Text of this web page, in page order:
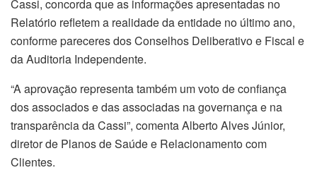
Cassi, concorda que as informações apresentadas no
Relatório refletem a realidade da entidade no último ano,
conforme pareceres dos Conselhos Deliberativo e Fiscal e
da Auditoria Independente.
“A aprovação representa também um voto de confiança
dos associados e das associadas na governança e na
transparência da Cassi”, comenta Alberto Alves Júnior,
diretor de Planos de Saúde e Relacionamento com
Clientes.